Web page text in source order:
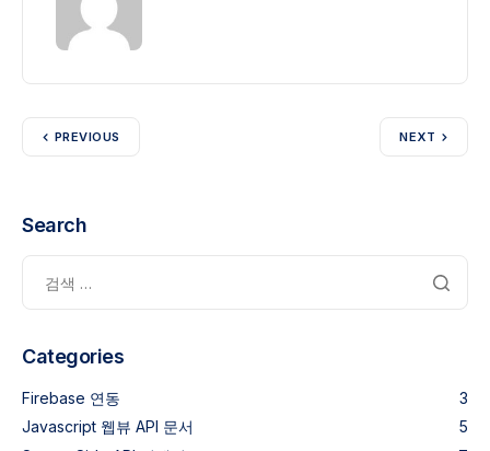
PREVIOUS NEXT
Search
Categories
Firebase 연동
3
Javascript 웹뷰 API 문서
5